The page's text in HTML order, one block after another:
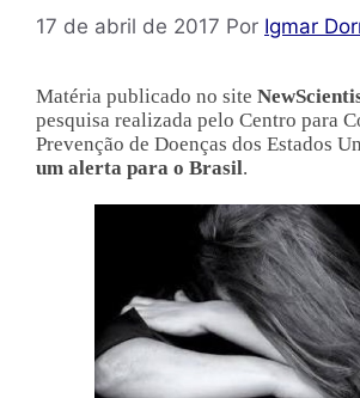
17 de abril de 2017 Por Igmar
Matéria publicado no site
pesquisa realizada pelo Centro para
Prevenção de Doenças dos Estados
um alerta para o Brasil.